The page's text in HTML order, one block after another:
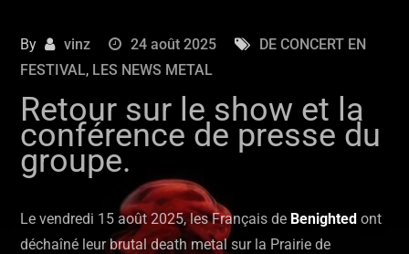
By vinz 24 août 2025
DE CONCERT EN
FESTIVAL, LES NEWS METAL
Retour sur le show et la
conférence de presse du
groupe.
Le vendredi 15 août 2025, les Français de Benighted ont
déchaîné leur brutal death metal sur la Prairie de